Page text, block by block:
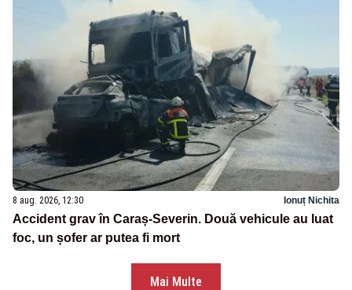
8 aug. 2026, 12:30 Ionuț Nichita
Accident grav în Caraș-Severin. Două vehicule au luat
foc, un șofer ar putea fi mort
Mai Multe